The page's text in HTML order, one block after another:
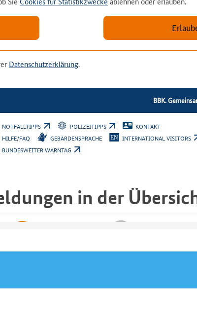
Aktuell gibt es keine Meldungen.